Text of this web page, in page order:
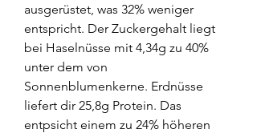
ausgerüstet, was 32% weniger
entspricht. Der Zuckergehalt liegt
bei Haselnüsse mit 4,34g zu 40%
unter dem von
Sonnenblumenkerne. Erdnüsse
liefert dir 25,8g Protein. Das
entpsicht einem zu 24% höheren